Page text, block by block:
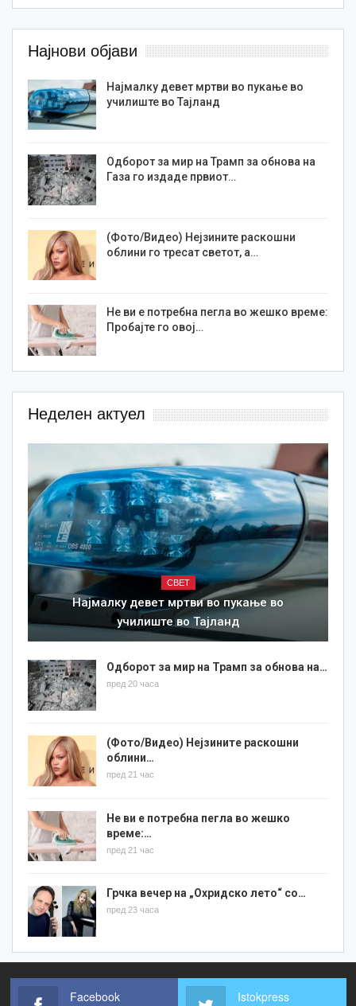
Најнови објави
Најмалку девет мртви во пукање во
училиште во Тајланд
Одборот за мир на Трамп за обнова на
Газа го издаде првиот…
(Фото/Видео) Нејзините раскошни
облини го тресат светот, а…
Не ви е потребна пегла во жешко време:
Пробајте го овој…
Неделен актуел
СВЕТ
Најмалку девет мртви во пукање во
училиште во Тајланд
Одборот за мир на Трамп за обнова на…
пред 20 часа
(Фото/Видео) Нејзините раскошни
облини…
пред 21 час
Не ви е потребна пегла во жешко
време:…
пред 21 час
Грчка вечер на „Охридско лето“ со…
пред 23 часа
Facebook Istokpress